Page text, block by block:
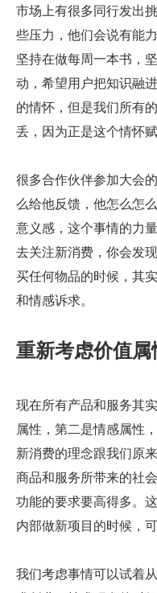
市场上有很多同行发出
些压力，他们会说有能
坚持在做每周一本书，
动，希望用户把知识融
的情怀，但是我们所有
丢，因为正是这个情怀
很多合作伙伴参加大会
么给他反馈，他怎么怎
意义感，这个事情的力
去关注新消费，你会发
买任何物品的时候，其
和情感诉求。
重新考虑价值属
现在所有产品和服务其
属性，第二是情感属性
新消费的理念跟我们原
商品和服务所带来的社
功能的要求要高得多。
内部做新项目的时候，
我们考虑事情可以试着